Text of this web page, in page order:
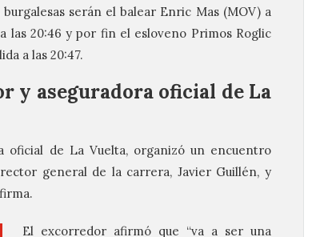
serán el balear Enric Mas (MOV) a
las 20:46 y por fin el esloveno Primos Roglic
a las 20:47.
y aseguradora oficial de La
oficial de La Vuelta, organizó un encuentro
general de la carrera, Javier Guillén, y
El excorredor afirmó que “va a ser una